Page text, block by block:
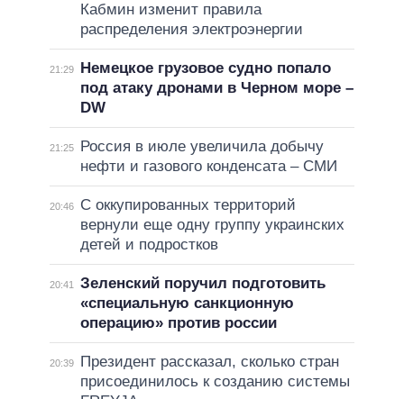
Кабмин изменит правила
распределения электроэнергии
21:29
Немецкое грузовое судно попало
под атаку дронами в Черном море –
DW
21:25
Россия в июле увеличила добычу
нефти и газового конденсата – СМИ
20:46
С оккупированных территорий
вернули еще одну группу украинских
детей и подростков
20:41
Зеленский поручил подготовить
«специальную санкционную
операцию» против россии
20:39
Президент рассказал, сколько стран
присоединилось к созданию системы